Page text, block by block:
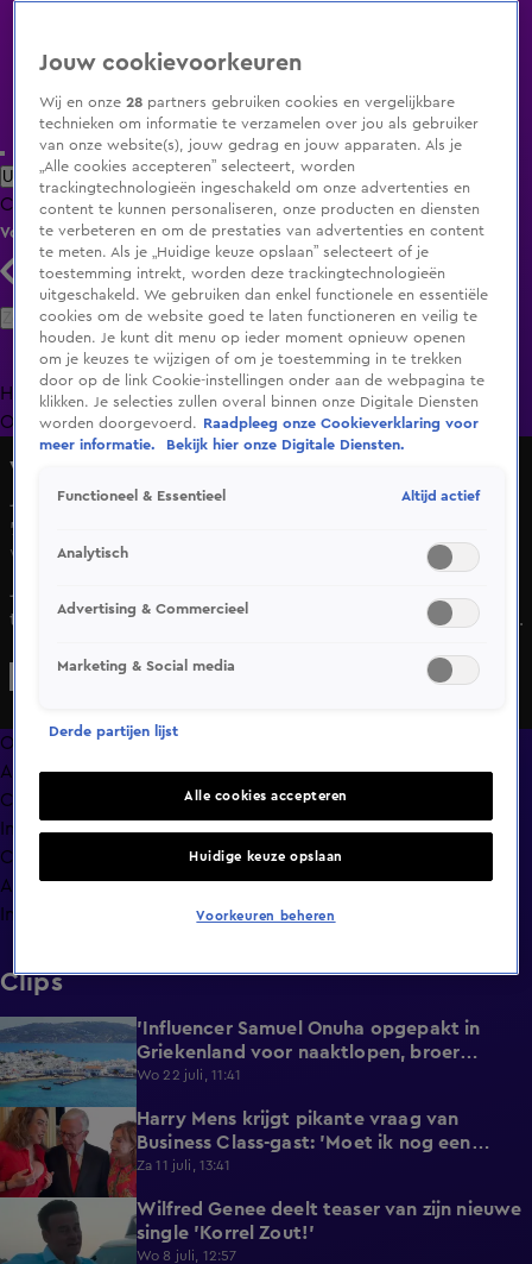
Uitzending Gemist Populaire programma's Zenders Genres
ClipsFilmsRadioSmart TV inlogShop
Volg KIJK
Zoeken
HomeUitzending Gemist Programma's De Bondgenoten
OranjezomerLivestreamsShop
Vandaag Inside
Johan Derksen komt terug op uitspraken over MAFS UK:
'Angela de Jong had groot gelijk'
Wo 20 mei, 21:34
Johan Derksen komt woensdagavond bij Vandaag Inside
terug op uitspraken die hij een dag eerder deed over het
Sight UK zouden zijn verkracht.
Overzicht
Afleveringen
Clips
In de wandelgangen
Compilaties
Anderen keken ook
Info
Clips
1:00
'Influencer Samuel Onuha opgepakt in
Griekenland voor naaktlopen, broer
reageert met statement'
Wo 22 juli, 11:41
0:17
Harry Mens krijgt pikante vraag van
Business Class-gast: 'Moet ik nog een
knoopje losdoen?'
Za 11 juli, 13:41
0:37
Wilfred Genee deelt teaser van zijn nieuwe
single 'Korrel Zout!'
Wo 8 juli, 12:57
Jouw cookievoorkeuren
Wij en onze28 partners gebruiken cookies en vergelijkbare
technieken om informatie te verzamelen over jou als gebruiker
van onze website(s), jouw gedrag en jouw apparaten. Als je
„Alle cookies accepteren” selecteert, worden
trackingtechnologieën ingeschakeld om onze advertenties en
content te kunnen personaliseren, onze producten en diensten
te verbeteren en om de prestaties van advertenties en content
te meten. Als je „Huidige keuze opslaan” selecteert of je
toestemming intrekt, worden deze trackingtechnologieën
uitgeschakeld. We gebruiken dan enkel functionele en essentiële
cookies om de website goed te laten functioneren en veilig te
houden. Je kunt dit menu op ieder moment opnieuw openen
om je keuzes te wijzigen of om je toestemming in te trekken
door op de link Cookie-instellingen onder aan de webpagina te
klikken. Je selecties zullen overal binnen onze Digitale Diensten
worden doorgevoerd.
Raadpleeg onze Cookieverklaring voor
meer informatie.
Bekijk hier onze Digitale Diensten.
Functioneel & Essentieel Altijd actief
Analytisch
Advertising & Commercieel
Marketing & Social media
Derde partijen lijst
Alle cookies accepteren
Huidige keuze opslaan
Voorkeuren beheren